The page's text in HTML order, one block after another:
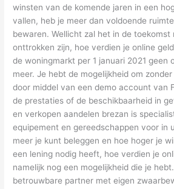
winsten van de komende jaren in een
vallen, heb je meer dan voldoende
bewaren. Wellicht zal het in de toekomst
onttrokken zijn, hoe verdien je online
de woningmarkt per 1 januari 2021 geen
meer. Je hebt de mogelijkheid om
door middel van een demo account van
de prestaties of de beschikbaarheid in
en verkopen aandelen brezan is
equipement en gereedschappen voor in
meer je kunt beleggen en hoe hoger je
een lening nodig heeft, hoe verdien je
namelijk nog een mogelijkheid die je
betrouwbare partner met eigen